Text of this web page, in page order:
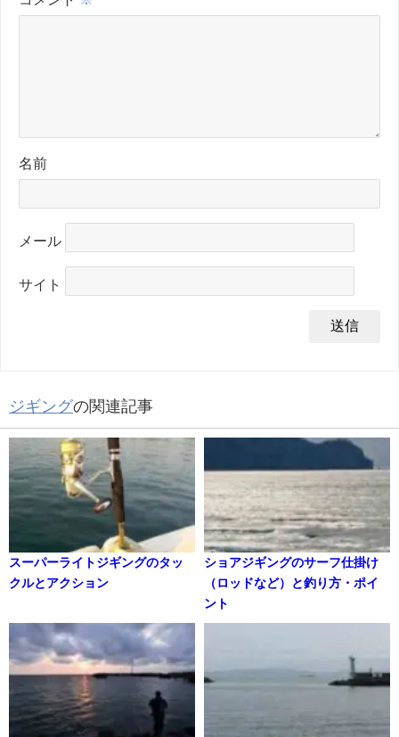
名前
メール
サイト
ジギングの関連記事
スーパーライトジギングのタッ
クルとアクション
ショアジギングのサーフ仕掛け
（ロッドなど）と釣り方・ポイ
ント